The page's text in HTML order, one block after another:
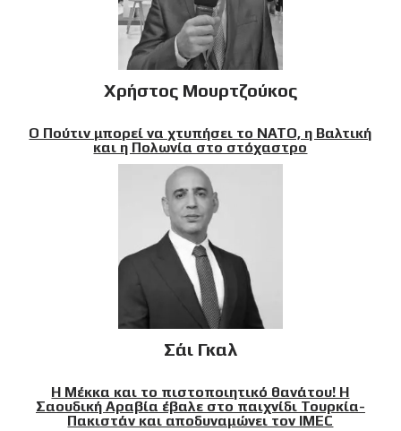
Χρήστος Μουρτζούκος
Ο Πούτιν μπορεί να χτυπήσει το ΝΑΤΟ, η Βαλτική
και η Πολωνία στο στόχαστρο
Σάι Γκαλ
Η Μέκκα και το πιστοποιητικό θανάτου! Η
Σαουδική Αραβία έβαλε στο παιχνίδι Τουρκία-
Πακιστάν και αποδυναμώνει τον IMEC